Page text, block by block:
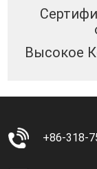
Высокое
+86-318-